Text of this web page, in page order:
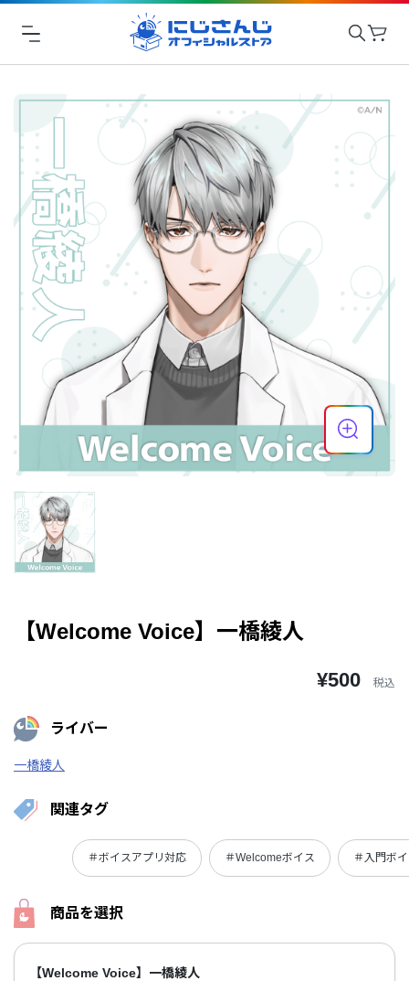
【Welcome Voice】一橋綾人
¥500 税込
ライバー
一橋綾人
関連タグ
＃ボイスアプリ対応 ＃Welcomeボイス ＃入門ボ
商品を選択
【Welcome Voice】一橋綾人